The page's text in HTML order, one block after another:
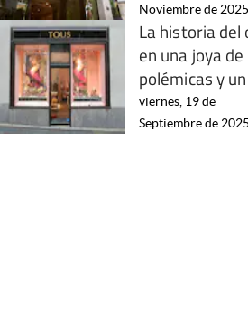
Noviembre de 2025
La historia del
en una joya
polémicas y
viernes, 19 de
Septiembre de 2025